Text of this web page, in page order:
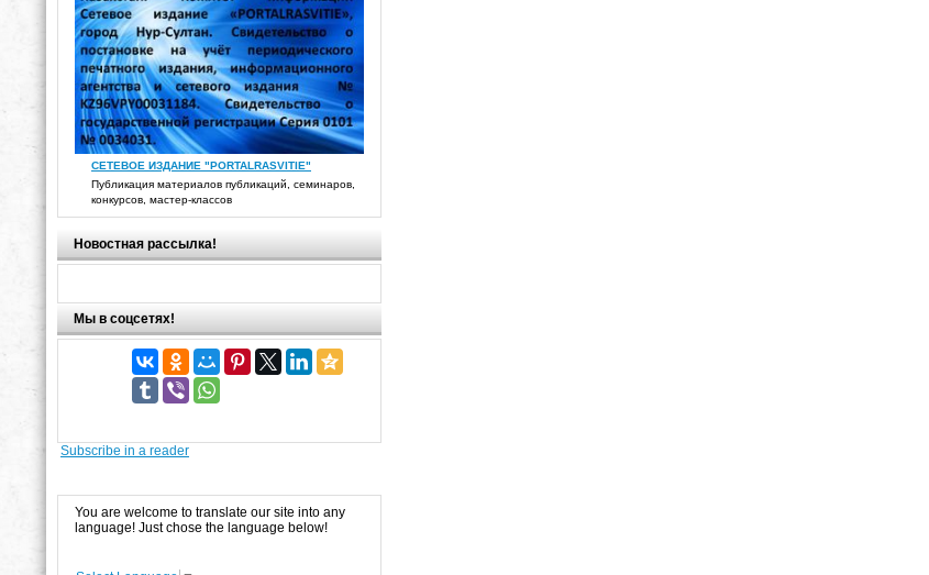
СЕТЕВОЕ ИЗДАНИЕ "PORTALRASVITIE"
Публикация материалов публикаций, семинаров,
конкурсов, мастер-классов
Новостная рассылка!
Мы в соцсетях!
Subscribe in a reader
You are welcome to translate our site into any
language! Just chose the language below!